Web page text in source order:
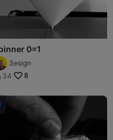
0=1
3esign
34 8